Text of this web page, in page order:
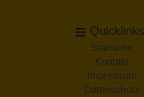
Quicklinks
Startseite
Kontakt
Impressum
Datenschutz